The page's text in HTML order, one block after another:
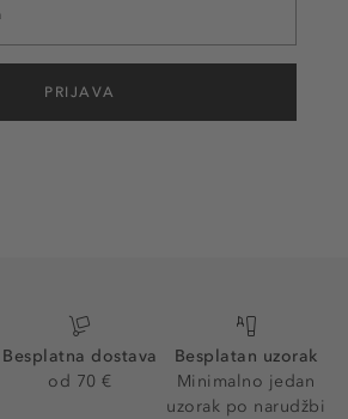
PRIJAVA
Besplatna dostava
od 70 €
Besplatan uzorak
Minimalno jedan
uzorak po narudžbi